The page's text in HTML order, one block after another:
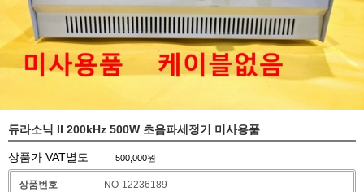
듀라소닉 II 200kHz 500W 초음파세정기 미사용품
상품가 VAT별도 500,000원
상품번호
NO-12236189